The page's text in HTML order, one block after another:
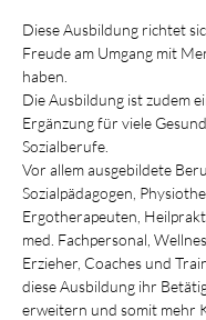
Diese Ausbildung richtet
Freude am Umgang mit
haben.
Die Ausbildung ist zudem
Ergänzung für viele
Sozialberufe.
Vor allem ausgebildete
Sozialpädagogen,
Ergotherapeuten,
med. Fachpersonal,
Erzieher, Coaches und
diese Ausbildung ihr
erweitern und somit mehr